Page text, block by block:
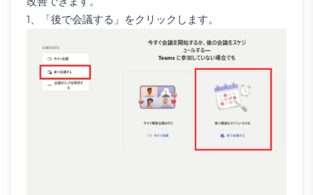
1、「後で会議する」をクリックします。